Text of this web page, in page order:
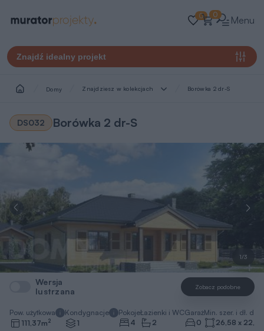
0 0 Menu
Znajdź idealny projekt
Domy Znajdziesz w kolekcjach Borówka 2 dr-S
DS032 Borówka 2 dr-S
1/3
Wersja
lustrzana
Zobacz podobne
Pow. użytkowa
111,37m2
Kondygnacje
1
Pokoje
4
Łazienki i WC
2
Garaż
0
Min. szer. i dł.
26,58 x 22,3